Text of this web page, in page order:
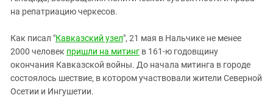
Чечня
Южный Кавказ
ЮФО
на репатриацию черкесов.
Как писал "Кавказский узел", 21 мая в Нальчике не менее
2000 человек пришли на митинг в 161-ю годовщину
окончания Кавказской войны. До начала митинга в городе
состоялось шествие, в котором участвовали жители Северной
Осетии и Ингушетии.